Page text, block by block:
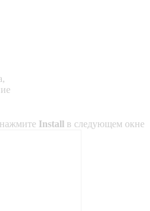
Install в следующем окне